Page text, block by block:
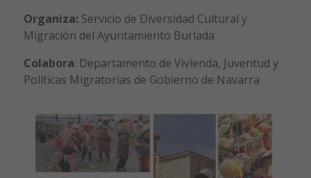
Organiza: Servicio de Diversidad Cultural y
Migración del Ayuntamiento Burlada
Colabora: Departamento de Vivienda, Juventud y
Políticas Migratorias de Gobierno de Navarra